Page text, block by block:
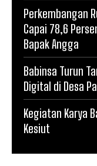
Perkembangan
Capai 78,6
Bapak Angga
Babinsa Turun
Digital di Desa
Kegiatan Karya
Kesiut